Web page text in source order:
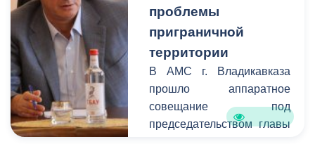
поручено восстановить
работу водных объектов, а
также подготовить
документацию для
перевода фонтанов на
баланс единого
структурного
подразделения
проблемы
приграничной
территории
В АМС г. Владикавказа
прошло аппаратное
совещание под
председательством главы